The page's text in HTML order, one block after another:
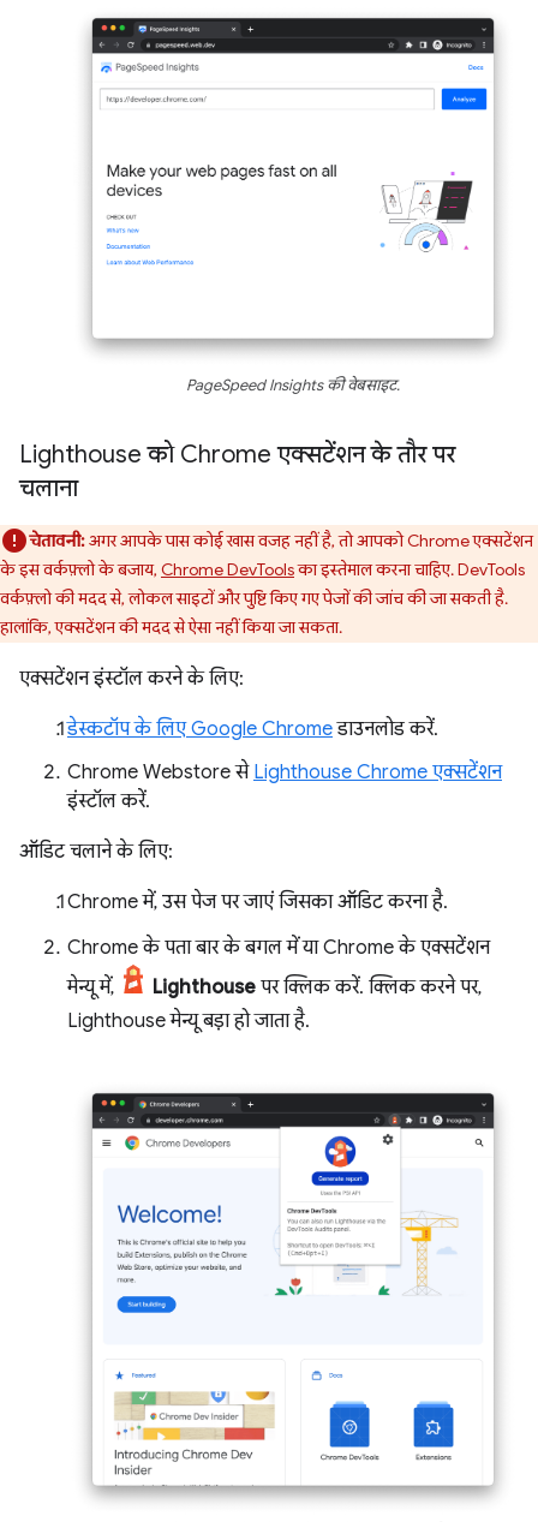
PageSpeed Insights की वेबसाइट.
Lighthouse को Chrome एक्सटेंशन के तौर पर
चलाना
चेतावनी:अगर आपके पास कोई खास वजह नहीं है, तो आपको Chrome एक्सटेंशन
के इस वर्कफ़्लो के बजाय, Chrome DevToolsका इस्तेमाल करना चाहिए. DevTools
वर्कफ़्लो की मदद से, लोकल साइटों और पुष्टि किए गए पेजों की जांच की जा सकती है.
हालांकि, एक्सटेंशन की मदद से ऐसा नहीं किया जा सकता.
एक्सटेंशन इंस्टॉल करने के लिए:
डेस्कटॉप के लिए Google Chromeडाउनलोड करें.
Chrome Webstore से Lighthouse Chrome एक्सटेंशन
इंस्टॉल करें.
ऑडिट चलाने के लिए:
Chrome में, उस पेज पर जाएं जिसका ऑडिट करना है.
Chrome के पता बार के बगल में या Chrome के एक्सटेंशन
मेन्यू में,
Lighthouse पर क्लिक करें. क्लिक करने पर,
Lighthouse मेन्यू बड़ा हो जाता है.